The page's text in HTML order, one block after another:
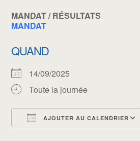
MANDAT / RÉSULTATS
MANDAT
QUAND
14/09/2025
Toute la journée
AJOUTER AU CALENDRIER